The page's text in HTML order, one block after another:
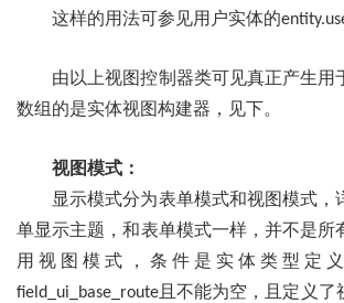
这样的用法可参见用户实体的
由以上视图控制器类可见真正产生用
数组的是实体视图构建器，见下。
视图模式：
显示模式分为表单模式和视图模式，
单显示主题，和表单模式一样，并不是所
用视图模式，条件是实体类型定
field_ui_base_route 且不能为空，且定义了